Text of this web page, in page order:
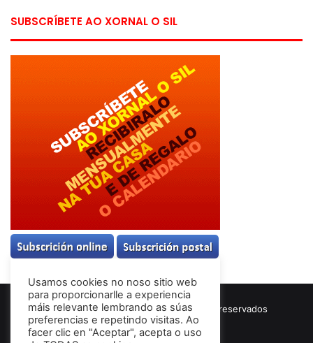
SUBSCRÍBETE AO XORNAL O SIL
© Copyright 2026, Todos los derechos reservados
Términos & Condiciones
Usamos cookies no noso sitio web
para proporcionarlle a experiencia
máis relevante lembrando as súas
preferencias e repetindo visitas. Ao
facer clic en "Aceptar", acepta o uso